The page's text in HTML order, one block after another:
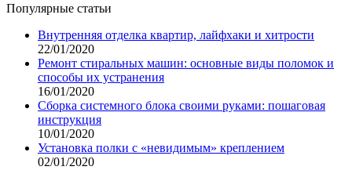
Популярные статьи
Внутренняя отделка квартир, лайфхаки и хитрости
22/01/2020
Ремонт стиральных машин: основные виды поломок и
способы их устранения
16/01/2020
Сборка системного блока своими руками: пошаговая
инструкция
10/01/2020
Установка полки с «невидимым» креплением
02/01/2020